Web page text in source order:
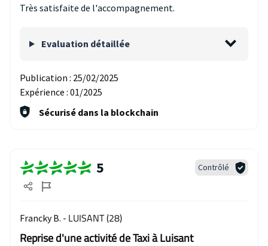
Très satisfaite de l'accompagnement.
Evaluation détaillée
Publication : 25/02/2025
Expérience : 01/2025
Sécurisé dans la blockchain
5 Contrôlé
Francky B. - LUISANT (28)
Reprise d'une activité de Taxi à Luisant